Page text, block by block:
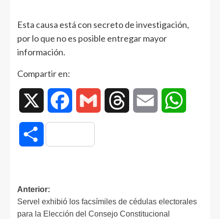
Esta causa está con secreto de investigación,
por lo que no es posible entregar mayor
información.
Compartir en:
Facebook Gmail Threads Email
Compartir
Anterior:
Servel exhibió los facsímiles de cédulas electorales
para la Elección del Consejo Constitucional